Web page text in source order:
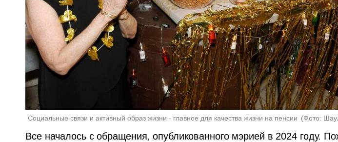
Социальные связи и активный образ жизни - главное для качества жизни на пенсии (Фото:
Все началось с обращения, опубликованного мэрией в 2024 году.